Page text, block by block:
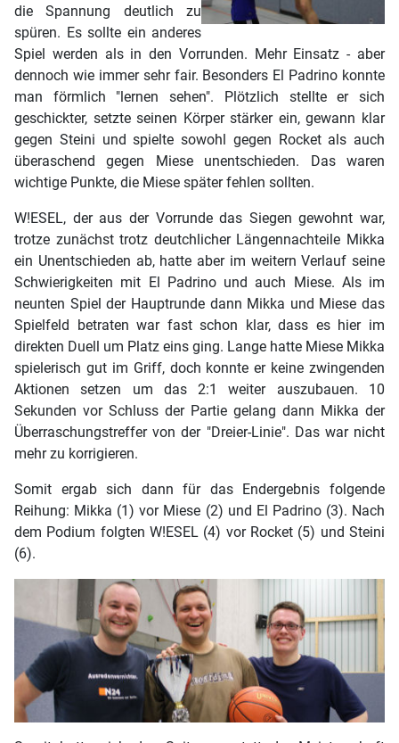
die Spannung deutlich zu
spüren. Es sollte ein anderes
Spiel werden als in den Vorrunden. Mehr Einsatz - aber
dennoch wie immer sehr fair. Besonders El Padrino konnte
man förmlich "lernen sehen". Plötzlich stellte er sich
geschickter, setzte seinen Körper stärker ein, gewann klar
gegen Steini und spielte sowohl gegen Rocket als auch
überaschend gegen Miese unentschieden. Das waren
wichtige Punkte, die Miese später fehlen sollten.
W!ESEL, der aus der Vorrunde das Siegen gewohnt war,
trotze zunächst trotz deutchlicher Längennachteile Mikka
ein Unentschieden ab, hatte aber im weitern Verlauf seine
Schwierigkeiten mit El Padrino und auch Miese. Als im
neunten Spiel der Hauptrunde dann Mikka und Miese das
Spielfeld betraten war fast schon klar, dass es hier im
direkten Duell um Platz eins ging. Lange hatte Miese Mikka
spielerisch gut im Griff, doch konnte er keine zwingenden
Aktionen setzen um das 2:1 weiter auszubauen. 10
Sekunden vor Schluss der Partie gelang dann Mikka der
Überraschungstreffer von der "Dreier-Linie". Das war nicht
mehr zu korrigieren.
Somit ergab sich dann für das Endergebnis folgende
Reihung: Mikka (1) vor Miese (2) und El Padrino (3). Nach
dem Podium folgten W!ESEL (4) vor Rocket (5) und Steini
(6).